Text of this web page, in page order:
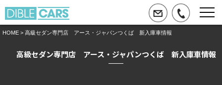
HOME > 高級セダン専門店 アース・ジャパンつくば 新入庫車情報
高級セダン専門店 アース・ジャパンつくば 新入庫車情報